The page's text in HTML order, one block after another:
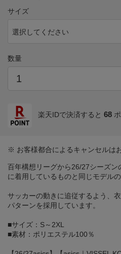
サイズ
選択してください
数量
楽天IDで決済すると 68
※ お客様都合によるキャンセルは
百年構想リーグから26/27シーズ
に着用しているものと同じモデル
サッカーの動きに追従するよう、
パターンを採用しています。
■サイズ：S～2XL
■素材：ポリエステル100％